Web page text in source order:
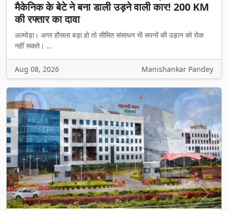
मैकेनिक के बेटे ने बना डाली उड़ने वाली कार! 200 KM
की रफ्तार का दावा
अल्मोड़ा। अगर हौसला बड़ा हो तो सीमित संसाधन भी सपनों की उड़ान को रोक
नहीं सकते। ...
Aug 08, 2026 Manishankar Pandey
Previous Next